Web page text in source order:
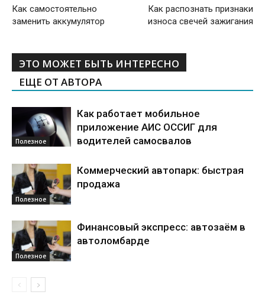
Как самостоятельно
заменить аккумулятор
Как распознать признаки
износа свечей зажигания
ЭТО МОЖЕТ БЫТЬ ИНТЕРЕСНО
ЕЩЕ ОТ АВТОРА
Полезное
Как работает мобильное
приложение АИС ОССИГ для
водителей самосвалов
Полезное
Коммерческий автопарк: быстрая
продажа
Полезное
Финансовый экспресс: автозаём в
автоломбарде